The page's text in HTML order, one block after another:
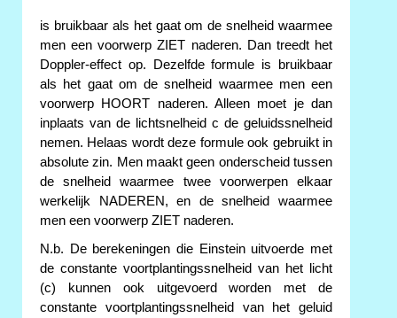
is bruikbaar als het gaat om de snelheid waarmee
men een voorwerp ZIET naderen. Dan treedt het
Doppler-effect op. Dezelfde formule is bruikbaar
als het gaat om de snelheid waarmee men een
voorwerp HOORT naderen. Alleen moet je dan
inplaats van de lichtsnelheid c de geluidssnelheid
nemen. Helaas wordt deze formule ook gebruikt in
absolute zin. Men maakt geen onderscheid tussen
de snelheid waarmee twee voorwerpen elkaar
werkelijk NADEREN, en de snelheid waarmee
men een voorwerp ZIET naderen.
N.b. De berekeningen die Einstein uitvoerde met
de constante voortplantingssnelheid van het licht
(c) kunnen ook uitgevoerd worden met de
constante voortplantingssnelheid van het geluid